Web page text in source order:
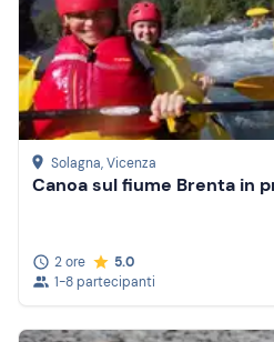
Solagna, Vicenza
Canoa sul fiume Brenta in
2 ore
5.0
1-8 partecipanti